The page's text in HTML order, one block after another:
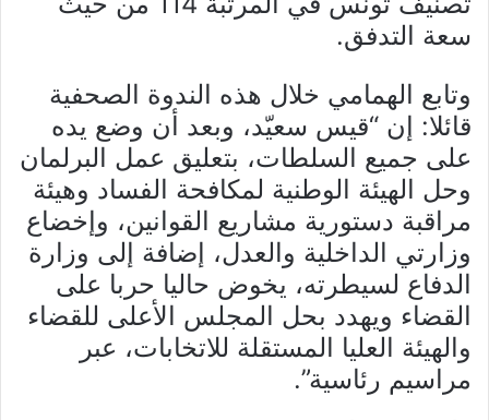
سعة التدفق.
وتابع الهمامي خلال هذه الندوة الصحفية
قائلا: إن “قيس سعيّد، وبعد أن وضع يده
على جميع السلطات، بتعليق عمل البرلمان
وحل الهيئة الوطنية لمكافحة الفساد وهيئة
مراقبة دستورية مشاريع القوانين، وإخضاع
وزارتي الداخلية والعدل، إضافة إلى وزارة
الدفاع لسيطرته، يخوض حاليا حربا على
القضاء ويهدد بحل المجلس الأعلى للقضاء
والهيئة العليا المستقلة للاتخابات، عبر
مراسيم رئاسية”.